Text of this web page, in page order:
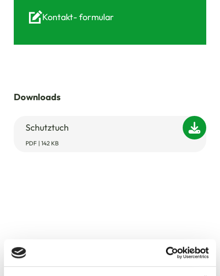
Kontakt-formular
Downloads
Schutztuch
PDF | 142 KB